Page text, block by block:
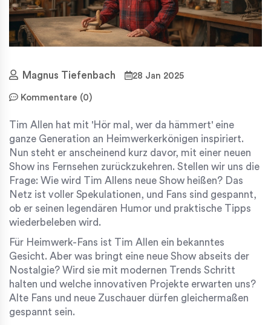
Magnus Tiefenbach 28 Jan 2025
Kommentare (0)
Tim Allen hat mit 'Hör mal, wer da hämmert' eine
ganze Generation an Heimwerkerkönigen inspiriert.
Nun steht er anscheinend kurz davor, mit einer neuen
Show ins Fernsehen zurückzukehren. Stellen wir uns die
Frage: Wie wird Tim Allens neue Show heißen? Das
Netz ist voller Spekulationen, und Fans sind gespannt,
ob er seinen legendären Humor und praktische Tipps
wiederbeleben wird.
Für Heimwerk-Fans ist Tim Allen ein bekanntes
Gesicht. Aber was bringt eine neue Show abseits der
Nostalgie? Wird sie mit modernen Trends Schritt
halten und welche innovativen Projekte erwarten uns?
Alte Fans und neue Zuschauer dürfen gleichermaßen
gespannt sein.